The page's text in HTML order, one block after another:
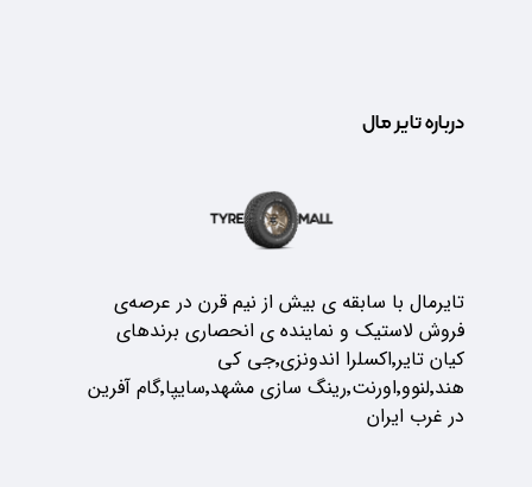
درباره تایر مال
تایرمال با سابقه ی بیش از نیم قرن در عرصه‌ی
فروش لاستیک و نماینده ی انحصاری برندهای
کیان تایر٬اکسلرا اندونزی٬جی کی
هند٬لنوو٬اورنت٬رینگ سازی مشهد٬سایپا٬گام آفرین
در غرب ایران